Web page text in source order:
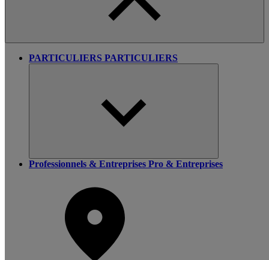
PARTICULIERS PARTICULIERS
Professionnels & Entreprises Pro & Entreprises